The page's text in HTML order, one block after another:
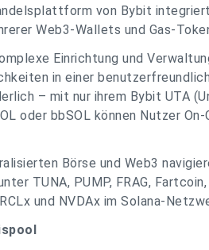
von Bybit
Web3-Wallets und Gas-
Einrichtung und
in einer
– mit nur ihrem Bybit UTA
oder bbSOL können Nutzer On-
Börse und Web3
TUNA, PUMP, FRAG, Fartcoin,
und NVDAx im Solana-